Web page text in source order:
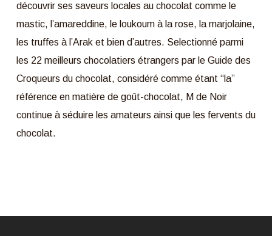
découvrir ses saveurs locales au chocolat comme le
mastic, l’amareddine, le loukoum à la rose, la marjolaine,
les truffes à l’Arak et bien d’autres. Selectionné parmi
les 22 meilleurs chocolatiers étrangers par le Guide des
Croqueurs du chocolat, considéré comme étant “la”
référence en matière de goût-chocolat, M de Noir
continue à séduire les amateurs ainsi que les fervents du
chocolat.